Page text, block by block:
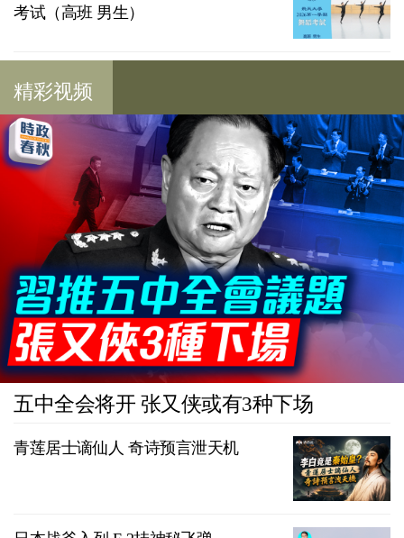
考试（高班 男生）
精彩视频
五中全会将开 张又侠或有3种下场
青莲居士谪仙人 奇诗预言泄天机